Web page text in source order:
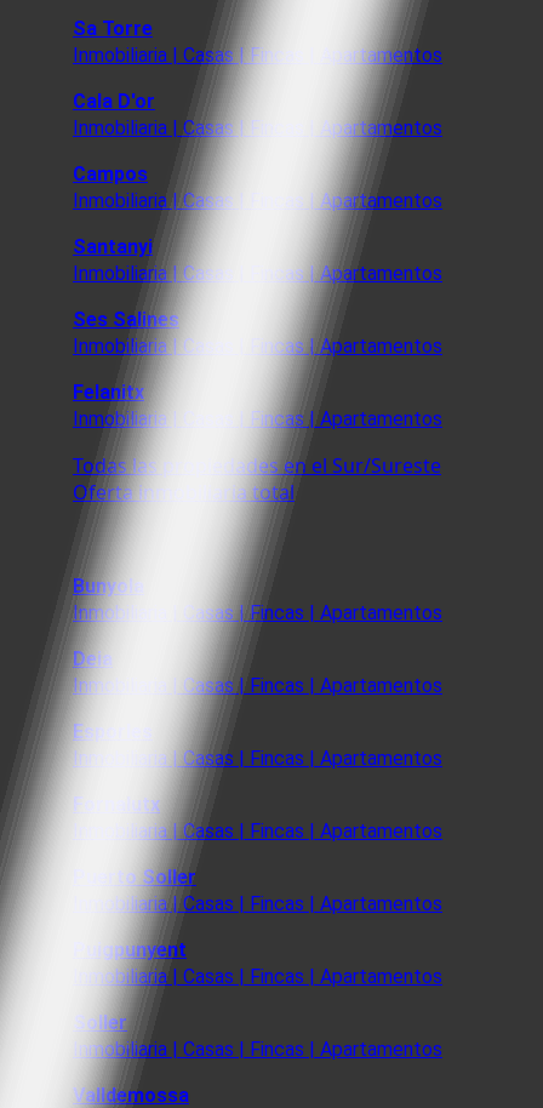
Sa Torre
Inmobiliaria | Casas | Fincas | Apartamentos
Cala D'or
Inmobiliaria | Casas | Fincas | Apartamentos
Campos
Inmobiliaria | Casas | Fincas | Apartamentos
Santanyi
Inmobiliaria | Casas | Fincas | Apartamentos
Ses Salines
Inmobiliaria | Casas | Fincas | Apartamentos
Felanitx
Inmobiliaria | Casas | Fincas | Apartamentos
Todas las propiedades en el Sur/Sureste
Oferta inmobiliaria total
Bunyola
Inmobiliaria | Casas | Fincas | Apartamentos
Deia
Inmobiliaria | Casas | Fincas | Apartamentos
Esporles
Inmobiliaria | Casas | Fincas | Apartamentos
Fornalutx
Inmobiliaria | Casas | Fincas | Apartamentos
Puerto Soller
Inmobiliaria | Casas | Fincas | Apartamentos
Puigpunyent
Inmobiliaria | Casas | Fincas | Apartamentos
Soller
Inmobiliaria | Casas | Fincas | Apartamentos
Valldemossa